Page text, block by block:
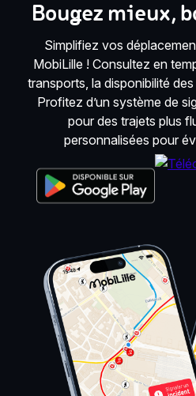
Bougez mieux,
Simplifiez vos
MobiLille ! Consultez en
transports, la disponibilité des
Profitez d’un système de
pour des trajets plus
personnalisées pour